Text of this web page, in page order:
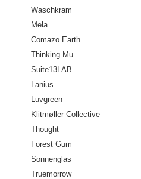
Waschkram
Mela
Comazo Earth
Thinking Mu
Suite13LAB
Lanius
Luvgreen
Klitmøller Collective
Thought
Forest Gum
Sonnenglas
Truemorrow